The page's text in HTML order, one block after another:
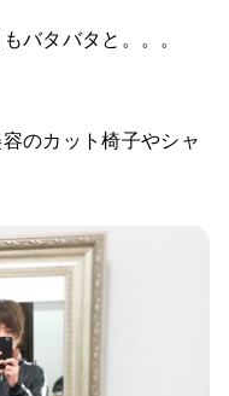
バタバタと。。。
のカット椅子やシャ